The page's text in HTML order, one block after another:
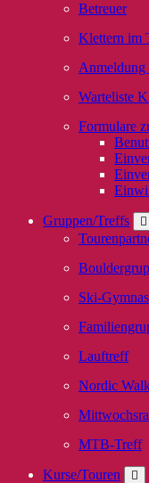
Betreuer
Klettern im
Warteliste
Formulare
Gruppen/Treffs
Ski-
Lauftreff
Nordic
MTB-Treff
Kurse/Touren